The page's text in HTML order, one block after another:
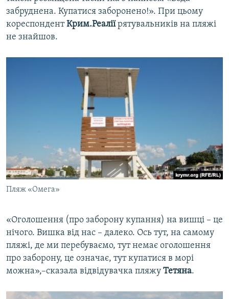
забруднена. Купатися заборонено!». При цьому
кореспондентКрим.Реаліїрятувальників на пляжі
не знайшов.
Пляж «Омега»
«Оголошення (про заборону купання) на вишці – це
нічого. Вишка від нас – далеко. Ось тут, на самому
пляжі, де ми перебуваємо, тут немає оголошення
про заборону, це означає, тут купатися в морі
можна»,–сказала відвідувачка пляжу Тетяна.